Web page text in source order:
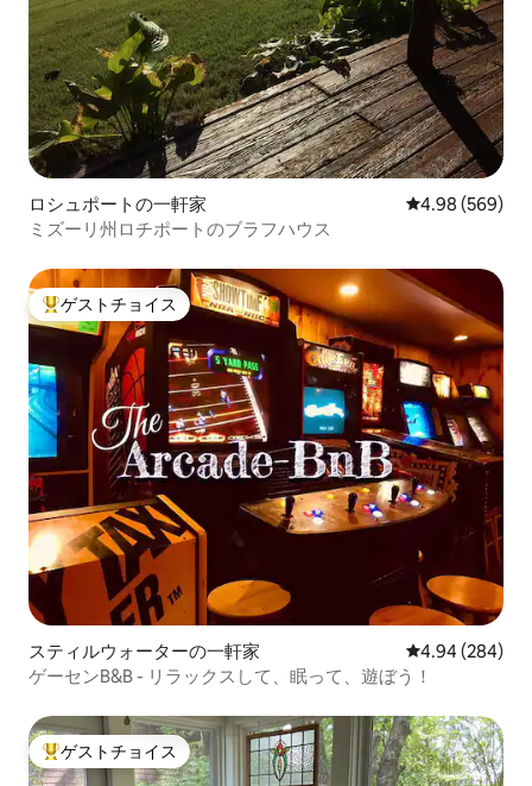
ロシュポートの一軒家 レビュー569
4.98 (569)
ミズーリ州ロチポートのブラフハウス
大好評のゲストチョイスです。
ゲストチョイス
スティルウォーターの一軒家 レビュー284
4.94 (284)
ゲーセンB&B - リラックスして、眠って、遊ぼう！
大好評のゲストチョイスです。
ゲストチョイス